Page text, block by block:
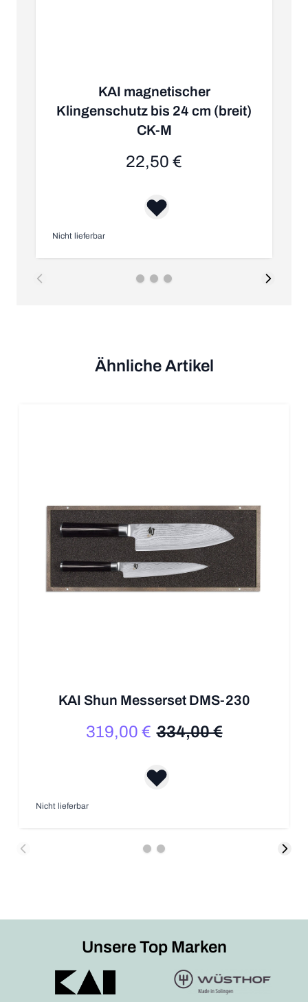
KAI magnetischer
Klingenschutz bis 24 cm (breit)
CK-M
22,50 €
Nicht lieferbar
Ähnliche Artikel
KAI Shun Messerset DMS-230
Sonderpreis
319,00 € Regulärer Preis
334,00 €
Nicht lieferbar
Unsere Top Marken